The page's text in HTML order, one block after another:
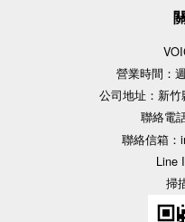
營業時間：
公司地址：新
聯絡電
聯絡信箱：
Line
掃